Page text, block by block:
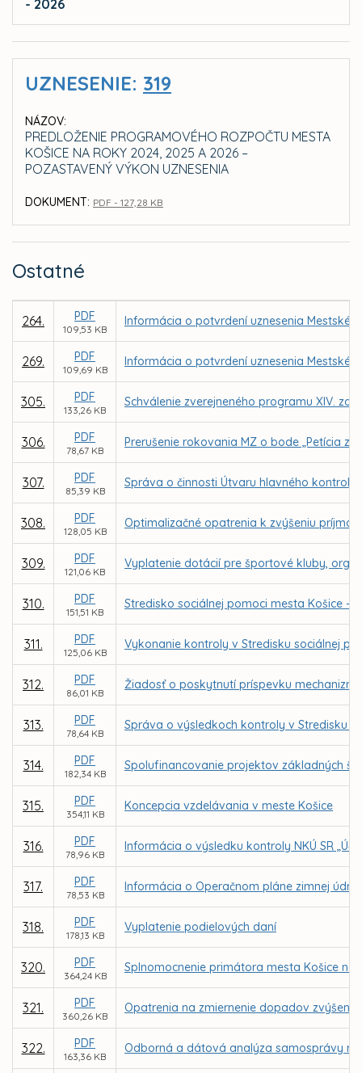
- 2026
UZNESENIE: 319
NÁZOV:
PREDLOŽENIE PROGRAMOVÉHO ROZPOČTU MESTA
KOŠICE NA ROKY 2024, 2025 A 2026 –
POZASTAVENÝ VÝKON UZNESENIA
DOKUMENT: PDF - 127,28 KB
Ostatné
264. PDF
109,53 KB
Informácia o potvrdení uznesenia
269. PDF
109,69 KB
Informácia o potvrdení uznesenia
305. PDF
133,26 KB
Schválenie zverejneného programu XIV.
306. PDF
78,67 KB
Prerušenie rokovania MZ o bode „Petícia
307. PDF
85,39 KB
Správa o činnosti Útvaru hlavného
308. PDF
128,05 KB
Optimalizačné opatrenia k zvýšeniu
309. PDF
121,06 KB
Vyplatenie dotácií pre športové kluby,
310. PDF
151,51 KB
Stredisko sociálnej pomoci mesta Košice -
311. PDF
125,06 KB
Vykonanie kontroly v Stredisku sociálnej
312. PDF
86,01 KB
Žiadosť o poskytnutí príspevku
313. PDF
78,64 KB
Správa o výsledkoch kontroly v Stredisku
314. PDF
182,34 KB
Spolufinancovanie projektov základných
315. PDF
354,11 KB
Koncepcia vzdelávania v meste Košice
316. PDF
78,96 KB
Informácia o výsledku kontroly NKÚ SR
317. PDF
78,53 KB
Informácia o Operačnom pláne zimnej
318. PDF
178,13 KB
Vyplatenie podielových daní
320. PDF
364,24 KB
Splnomocnenie primátora mesta Košice
321. PDF
360,26 KB
Opatrenia na zmiernenie dopadov
322. PDF
163,36 KB
Odborná a dátová analýza samosprávy